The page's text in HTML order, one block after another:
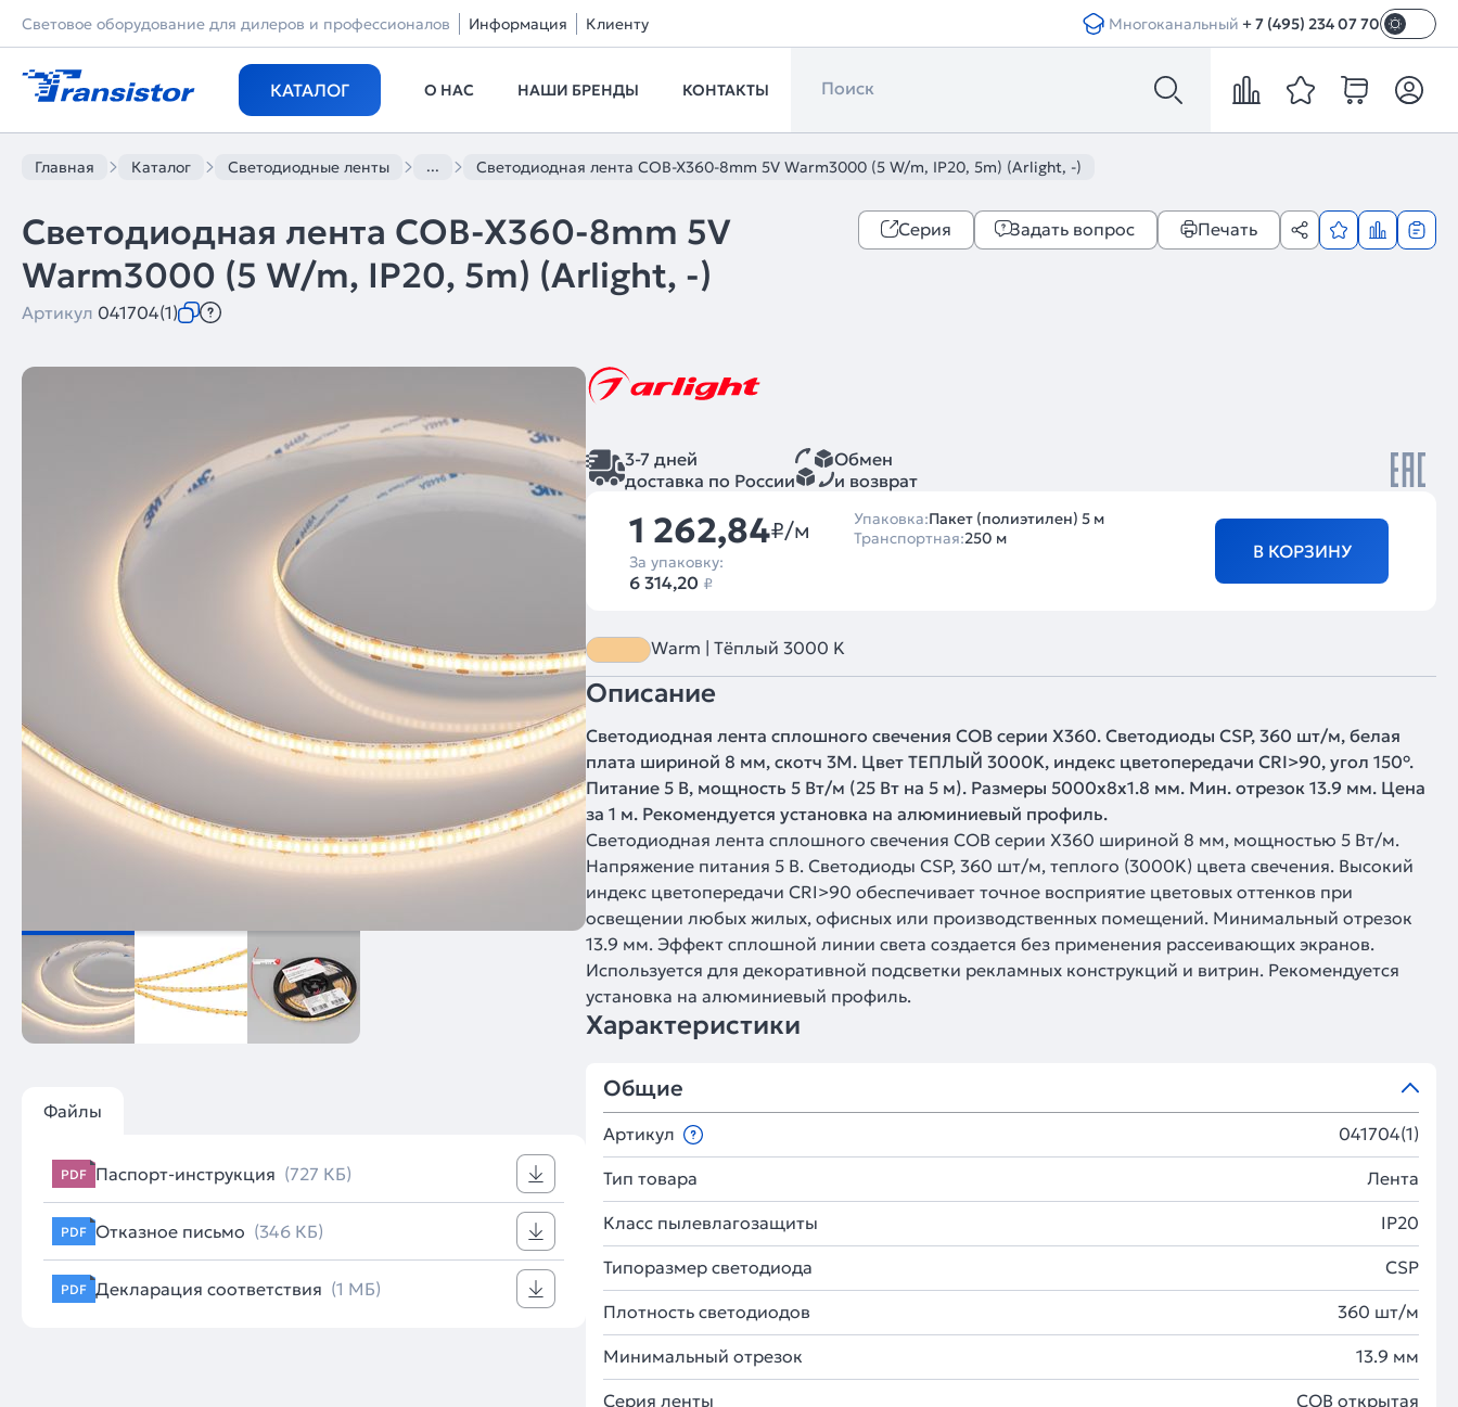
Световое оборудование для дилеров и профессионалов Информация Клиенту Многоканальный + 7 (495) 234 07 70
КАТАЛОГ О НАС НАШИ БРЕНДЫ КОНТАКТЫ
Главная Каталог Светодиодные ленты ... Светодиодная лента COB-X360-8mm 5V Warm3000 (5 W/m, IP20, 5m) (Arlight, -)
Светодиодная лента COB-X360-8mm 5V
Warm3000 (5 W/m, IP20, 5m) (Arlight, -)
Артикул 041704(1)
Серия Задать вопрос Печать
Файлы
PDF Паспорт-инструкция (727 КБ)
PDF Отказное письмо (346 КБ)
PDF Декларация соответствия (1 МБ)
3-7 дней
доставка по России
Обмен
и возврат
1 262,84₽/м
За упаковку:
6 314,20 ₽
Упаковка:Пакет (полиэтилен) 5 м
Транспортная:250 м
В КОРЗИНУ
Warm | Тёплый 3000 K
Описание
Светодиодная лента сплошного свечения COB серии X360. Светодиоды CSP, 360 шт/м, белая
плата шириной 8 мм, скотч 3M. Цвет ТЕПЛЫЙ 3000K, индекс цветопередачи CRI>90, угол 150°.
Питание 5 В, мощность 5 Вт/м (25 Вт на 5 м). Размеры 5000х8х1.8 мм. Мин. отрезок 13.9 мм. Цена
за 1 м. Рекомендуется установка на алюминиевый профиль.
Светодиодная лента сплошного свечения COB серии X360 шириной 8 мм, мощностью 5 Вт/м.
Напряжение питания 5 В. Светодиоды CSP, 360 шт/м, теплого (3000K) цвета свечения. Высокий
индекс цветопередачи CRI>90 обеспечивает точное восприятие цветовых оттенков при
освещении любых жилых, офисных или производственных помещений. Минимальный отрезок
13.9 мм. Эффект сплошной линии света создается без применения рассеивающих экранов.
Используется для декоративной подсветки рекламных конструкций и витрин. Рекомендуется
установка на алюминиевый профиль.
Характеристики
Общие
Артикул 041704(1)
Тип товара Лента
Класс пылевлагозащиты IP20
Типоразмер светодиода CSP
Плотность светодиодов 360 шт/м
Минимальный отрезок 13.9 мм
Серия ленты COB открытая